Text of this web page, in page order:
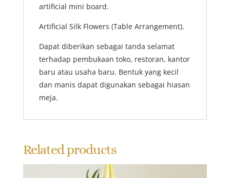
artificial mini board.
Artificial Silk Flowers (Table Arrangement).
Dapat diberikan sebagai tanda selamat
terhadap pembukaan toko, restoran, kantor
baru atau usaha baru. Bentuk yang kecil
dan manis dapat digunakan sebagai hiasan
meja.
Related products